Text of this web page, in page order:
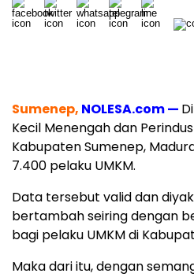
Sumenep, NOLESA.com —
Kecil Menengah dan
Kabupaten Sumenep,
7.400 pelaku UMKM.
Data tersebut valid dan
bertambah seiring dengan
bagi pelaku UMKM di
Maka dari itu, dengan